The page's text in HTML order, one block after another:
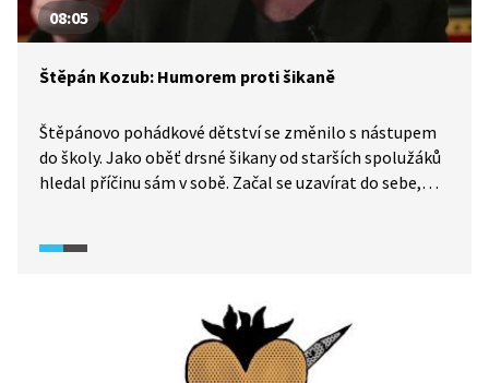
08:05
Štěpán Kozub: Humorem proti šikaně
Štěpánovo pohádkové dětství se změnilo s nástupem
do školy. Jako oběť drsné šikany od starších spolužáků
hledal příčinu sám v sobě. Začal se uzavírat do sebe,
ve svých spolužácích vyvolat. O proměně kluka, který
snem, vypráví Štěpán Kozub v ukázce z pořadu 13.